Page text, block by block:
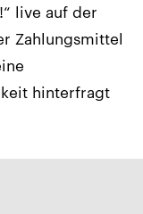
live auf der
Zahlungsmittel
hinterfragt